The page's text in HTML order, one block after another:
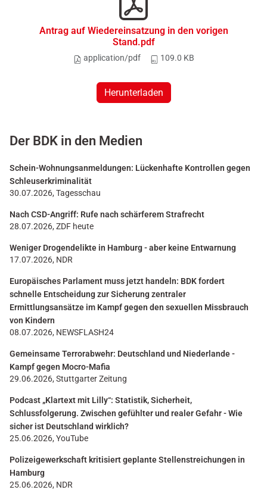
Antrag auf Wiedereinsatzung in den vorigen
Stand.pdf
application/pdf 109.0 KB
Herunterladen
Der BDK in den Medien
Schein-Wohnungsanmeldungen: Lückenhafte Kontrollen gegen
Schleuserkriminalität
30.07.2026, Tagesschau
Nach CSD-Angriff: Rufe nach schärferem Strafrecht
28.07.2026, ZDF heute
Weniger Drogendelikte in Hamburg - aber keine Entwarnung
17.07.2026, NDR
Europäisches Parlament muss jetzt handeln: BDK fordert
schnelle Entscheidung zur Sicherung zentraler
Ermittlungsansätze im Kampf gegen den sexuellen Missbrauch
von Kindern
08.07.2026, NEWSFLASH24
Gemeinsame Terrorabwehr: Deutschland und Niederlande -
Kampf gegen Mocro-Mafia
29.06.2026, Stuttgarter Zeitung
Podcast „Klartext mit Lilly“: Statistik, Sicherheit,
Schlussfolgerung. Zwischen gefühlter und realer Gefahr - Wie
sicher ist Deutschland wirklich?
25.06.2026, YouTube
Polizeigewerkschaft kritisiert geplante Stellenstreichungen in
Hamburg
25.06.2026, NDR